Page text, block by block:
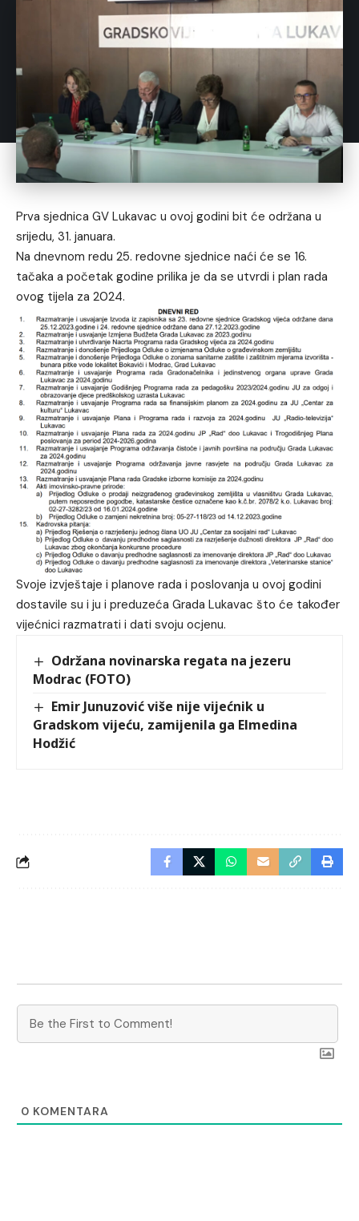
Prva sjednica GV Lukavac u ovoj godini bit će održana u
srijedu, 31. januara.
Na dnevnom redu 25. redovne sjednice naći će se 16.
tačaka a početak godine prilika je da se utvrdi i plan rada
ovog tijela za 2024.
Svoje izvještaje i planove rada i poslovanja u ovoj godini
dostavile su i ju i preduzeća Grada Lukavac što će također
vijećnici razmatrati i dati svoju ocjenu.
Održana novinarska regata na jezeru
Modrac (FOTO)
Emir Junuzović više nije vijećnik u
Gradskom vijeću, zamijenila ga Elmedina
Hodžić
0 KOMENTARA